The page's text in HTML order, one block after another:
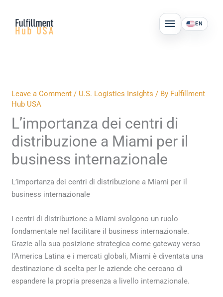
content
MAIN
MENU
EN
Leave a Comment / U.S. Logistics Insights / By Fulfillment
Hub USA
L’importanza dei centri di
distribuzione a Miami per il
business internazionale
L’importanza dei centri di distribuzione a Miami per il
business internazionale
I centri di distribuzione a Miami svolgono un ruolo
fondamentale nel facilitare il business internazionale.
Grazie alla sua posizione strategica come gateway verso
l’America Latina e i mercati globali, Miami è diventata una
destinazione di scelta per le aziende che cercano di
espandere la propria presenza a livello internazionale.